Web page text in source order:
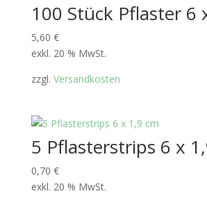
100 Stück Pflaster 6
5,60 €
exkl. 20 % MwSt.
zzgl. Versandkosten
5 Pflasterstrips 6 x
0,70 €
exkl. 20 % MwSt.